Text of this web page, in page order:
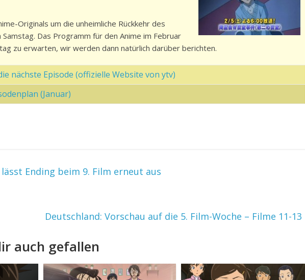
Originals um die unheimliche Rückkehr des
Das Programm für den Anime im Februar
zu erwarten, wir werden dann natürlich darüber berichten.
nächste Episode (offizielle Website von ytv)
(Januar)
Ending beim 9. Film erneut aus
Deutschland: Vorschau auf die 5. Film-Woche – Filme 11-13
auch gefallen